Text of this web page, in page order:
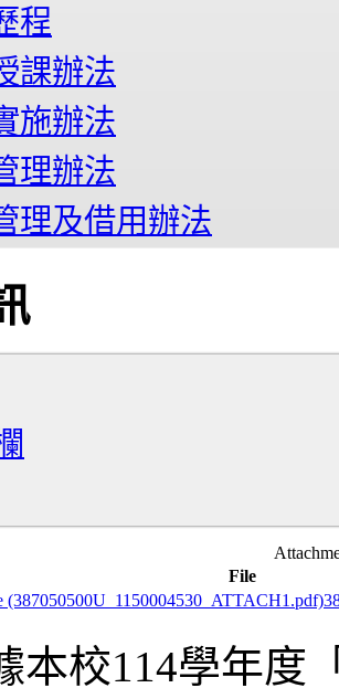
程
課辦法
施辦法
理辦法
理及借用辦法
File
本校114學年度